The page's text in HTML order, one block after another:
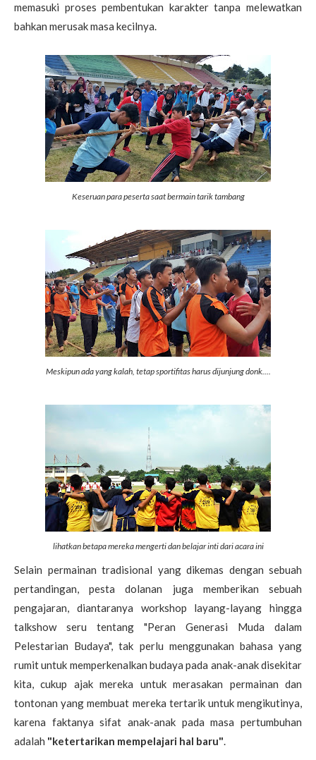
memasuki proses pembentukan karakter tanpa melewatkan
bahkan merusak masa kecilnya.
Keseruan para peserta saat bermain tarik tambang
Meskipun ada yang kalah, tetap sportifitas harus dijunjung donk....
lihatkan betapa mereka mengerti dan belajar inti dari acara ini
Selain permainan tradisional yang dikemas dengan sebuah
pertandingan, pesta dolanan juga memberikan sebuah
pengajaran, diantaranya workshop layang-layang hingga
talkshow seru tentang "Peran Generasi Muda dalam
Pelestarian Budaya", tak perlu menggunakan bahasa yang
rumit untuk memperkenalkan budaya pada anak-anak disekitar
kita, cukup ajak mereka untuk merasakan permainan dan
tontonan yang membuat mereka tertarik untuk mengikutinya,
karena faktanya sifat anak-anak pada masa pertumbuhan
adalah "ketertarikan mempelajari hal baru".